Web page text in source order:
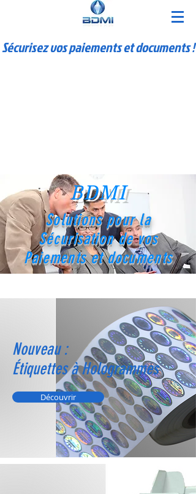
Sécurisez vos paiements et documents !
BDMI
Solutions pour la
Sécurisation de vos
Paiements et documents
Nouveau :
Étiquettes à Hologrammes
Découvrir